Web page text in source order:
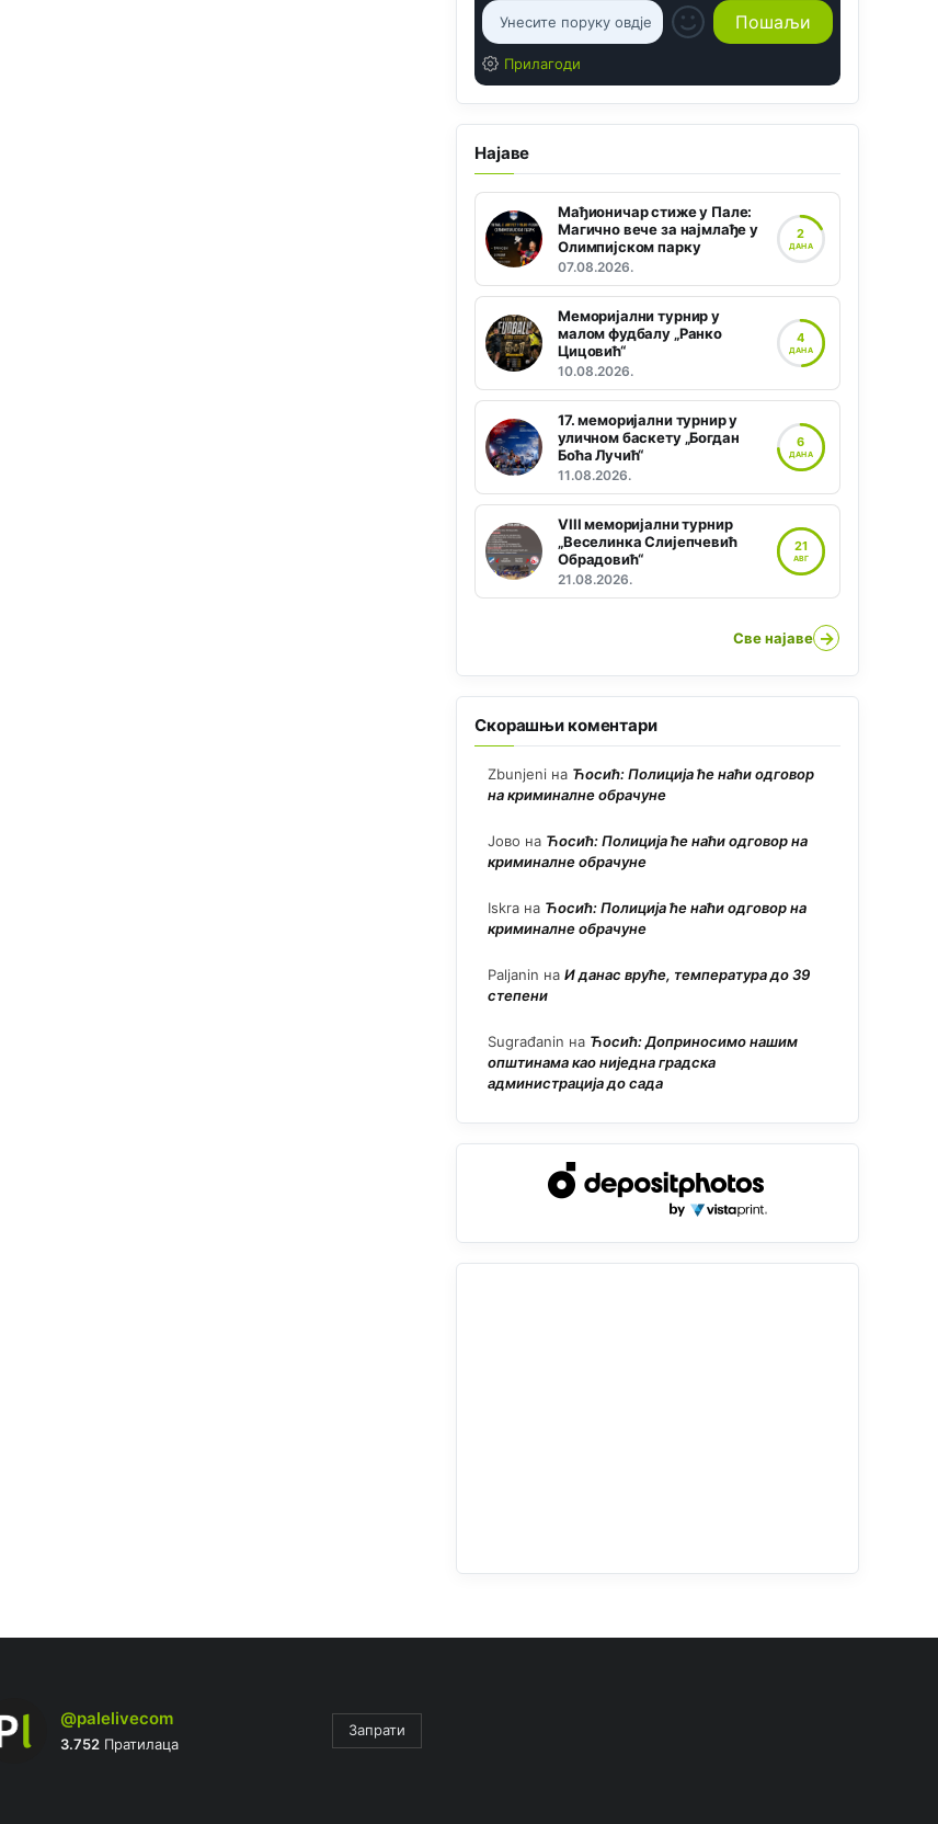
Прилагоди
Најаве
Мађионичар стиже у Пале:
Магично вече за најмлађе у
Олимпијском парку
07.08.2026.
2
ДАНА
Меморијални турнир у
малом фудбалу „Ранко
Цицовић“
10.08.2026.
4
ДАНА
17. меморијални турнир у
уличном баскету „Богдан
Боћа Лучић“
11.08.2026.
6
ДАНА
VIII меморијални турнир
„Веселинка Слијепчевић
Обрадовић“
21.08.2026.
21
АВГ
Све најаве →
Скорашњи коментари
Zbunjeni на Ћосић: Полиција ће наћи одговор
на криминалне обрачуне
Јово на Ћосић: Полиција ће наћи одговор на
криминалне обрачуне
Iskra на Ћосић: Полиција ће наћи одговор на
криминалне обрачуне
Paljanin на И данас вруће, температура до 39
степени
Sugrađanin на Ћосић: Доприносимо нашим
општинама као ниједна градска
администрација до сада
@palelivecom
3.752Пратилаца
Запрати